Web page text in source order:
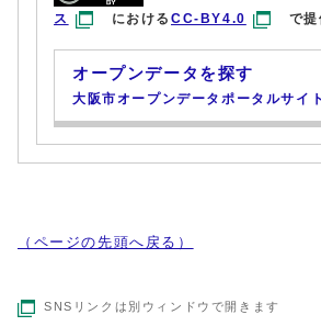
ス
におけるCC-BY4.0 で提
オープンデータを探す
大阪市オープンデータポータルサイト
（ページの先頭へ戻る）
SNSリンクは別ウィンドウで開きます